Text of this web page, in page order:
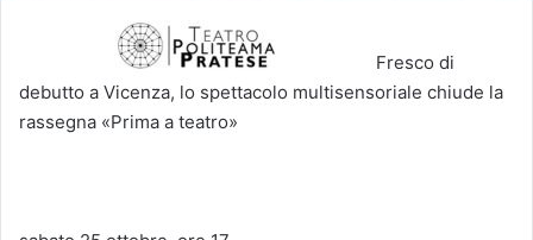
Fresco di
debutto a Vicenza, lo spettacolo multisensoriale chiude la
rassegna «Prima a teatro»